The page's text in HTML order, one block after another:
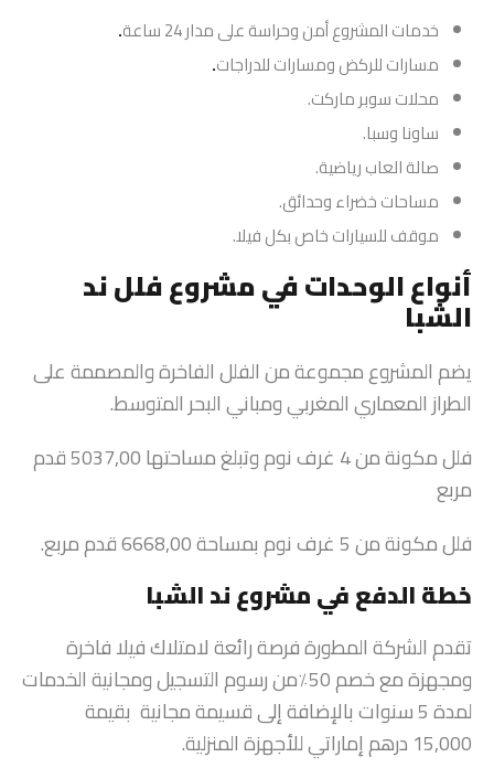
خدمات المشروع أمن وحراسة على مدار 24 ساعة
.
مسارات للركض ومسارات للدراجات.
محلات سوبر ماركت.
ساونا وسبا.
صالة العاب رياضية.
مساحات خضراء وحدائق.
موقف للسيارات خاص بكل فيلا.
أنواع الوحدات في مشروع فلل ند
الشبا
يضم المشروع مجموعة من الفلل الفاخرة والمصممة على
الطراز المعماري المغربي ومباني البحر المتوسط.
فلل مكونة من 4 غرف نوم وتبلغ مساحتها 5037,00 قدم
مربع
فلل مكونة من 5 غرف نوم بمساحة 6668,00 قدم مربع.
خطة الدفع في مشروع ند الشبا
تقدم الشركة المطورة فرصة رائعة لامتلاك فيلا فاخرة
ومجهزة مع خصم 50٪من رسوم التسجيل ومجانية الخدمات
لمدة 5 سنوات بالإضافة إلى قسيمة مجانية بقيمة
15,000 درهم إماراتي للأجهزة المنزلية.